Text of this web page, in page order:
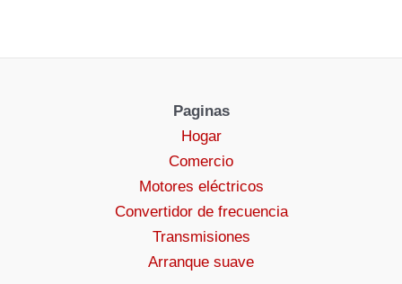
Paginas
Hogar
Comercio
Motores eléctricos
Convertidor de frecuencia
Transmisiones
Arranque suave